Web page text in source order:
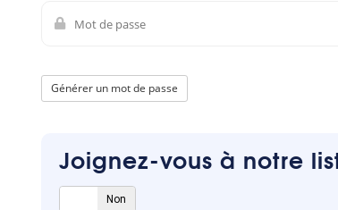
Générer un mot de passe
Joignez-vous à notre
Non